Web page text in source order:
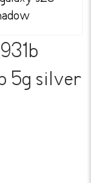
5g silver